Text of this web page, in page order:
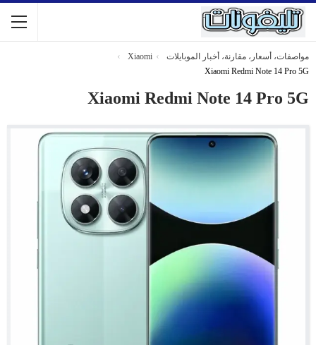
مواصفات، أسعار، مقارنة، أخبار الموبايلات
Xiaomi
Xiaomi Redmi Note 14 Pro 5G
Xiaomi Redmi Note 14 Pro 5G